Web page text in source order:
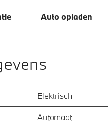
Auto opladen
Elektrisch
Automaat